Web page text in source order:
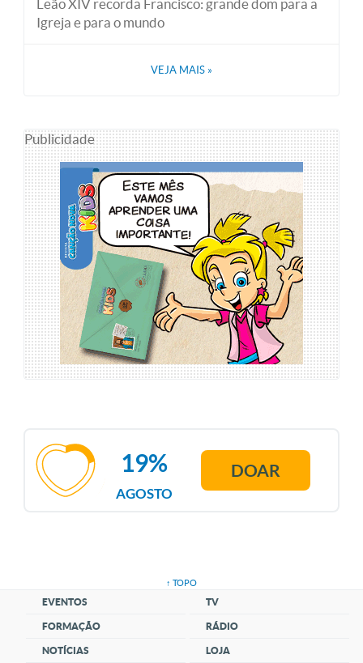
Leão XIV recorda Francisco: grande dom para a
Igreja e para o mundo
VEJA MAIS »
Publicidade
AGOSTO
19% DOAR
↑ TOPO
EVENTOS
FORMAÇÃO
NOTÍCIAS
TV
RÁDIO
LOJA